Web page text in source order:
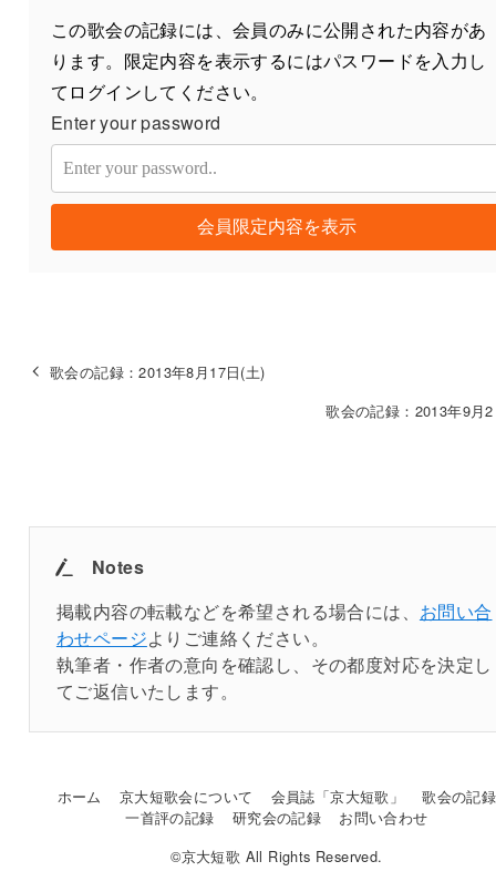
この歌会の記録には、会員のみに公開された内容があ
ります。限定内容を表示するにはパスワードを入力し
てログインしてください。
Enter your password
会員限定内容を表示
歌会の記録：2013年8月17日(土)
歌会の記録：2013年9月
Notes
掲載内容の転載などを希望される場合には、 お問い合
わせページよりご連絡ください。
執筆者・作者の意向を確認し、その都度対応を決定し
てご返信いたします。
ホーム 京大短歌会について 会員誌「京大短歌」
歌会の記録
一首評の記録
研究会の記録
お問い合わせ
©京大短歌 All Rights Reserved.